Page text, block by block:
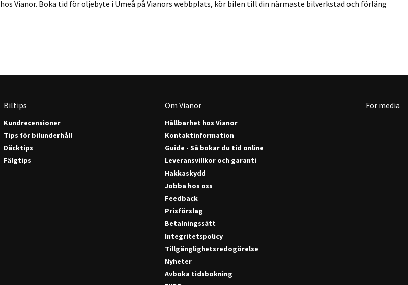
hos Vianor. Boka tid för oljebyte i Umeå på Vianors webbplats, kör bilen till din närmaste bilverkstad och förläng
Biltips
Kundrecensioner
Tips för bilunderhåll
Däcktips
Fälgtips
Om Vianor
Hållbarhet hos Vianor
Kontaktinformation
Guide - Så bokar du tid online
Leveransvillkor och garanti
Hakkaskydd
Jobba hos oss
Feedback
Prisförslag
Betalningssätt
Integritetspolicy
Tillgänglighetsredogörelse
Nyheter
Avboka tidsbokning
För media